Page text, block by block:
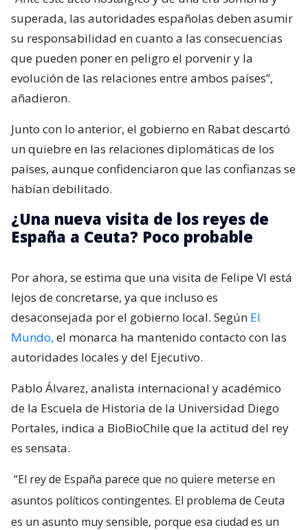
superada, las autoridades españolas deben asumir
su responsabilidad en cuanto a las consecuencias
que pueden poner en peligro el porvenir y la
evolución de las relaciones entre ambos países”,
añadieron.
Junto con lo anterior, el gobierno en Rabat descartó
un quiebre en las relaciones diplomáticas de los
países, aunque confidenciaron que las confianzas se
habían debilitado.
¿Una nueva visita de los reyes de
España a Ceuta? Poco probable
Por ahora, se estima que una visita de Felipe VI está
lejos de concretarse, ya que incluso es
desaconsejada por el gobierno local. Según El
Mundo, el monarca ha mantenido contacto con las
autoridades locales y del Ejecutivo.
Pablo Álvarez, analista internacional y académico
de la Escuela de Historia de la Universidad Diego
Portales, indica a BioBioChile que la actitud del rey
es sensata.
“El rey de España parece que no quiere meterse en
asuntos políticos contingentes. El problema de Ceuta
es un asunto muy sensible, porque esa ciudad es un